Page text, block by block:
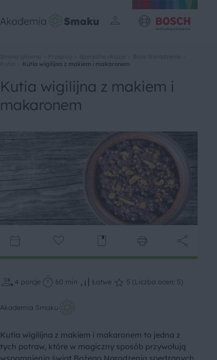
Kutia wigilijna z makiem i makaronem
Kutia wigilijna z makiem i
makaronem
4 porcje 60 min Łatwe 5 (Liczba ocen: 5)
Akademia Smaku
Kutia wigilijna z makiem i makaronem to jedna z
tych potraw, które w magiczny sposób przywołują